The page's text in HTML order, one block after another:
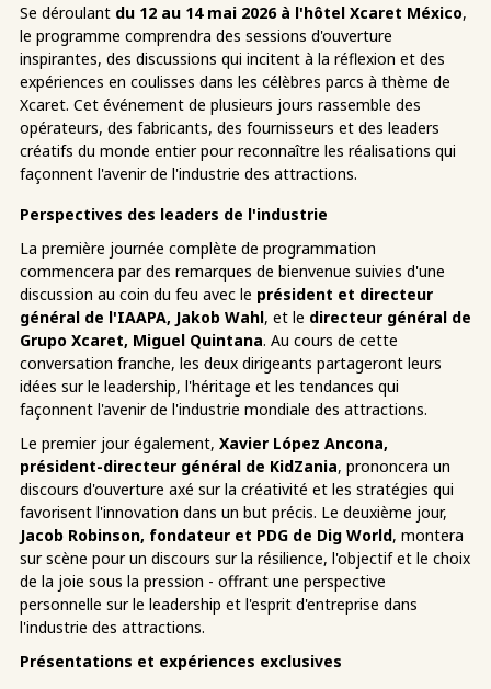
Se déroulant du 12 au 14 mai 2026 à l'hôtel Xcaret México,
le programme comprendra des sessions d'ouverture
inspirantes, des discussions qui incitent à la réflexion et des
expériences en coulisses dans les célèbres parcs à thème de
Xcaret. Cet événement de plusieurs jours rassemble des
opérateurs, des fabricants, des fournisseurs et des leaders
créatifs du monde entier pour reconnaître les réalisations qui
façonnent l'avenir de l'industrie des attractions.
Perspectives des leaders de l'industrie
La première journée complète de programmation
commencera par des remarques de bienvenue suivies d'une
discussion au coin du feu avec le président et directeur
général de l'IAAPA, Jakob Wahl, et le directeur général de
Grupo Xcaret, Miguel Quintana. Au cours de cette
conversation franche, les deux dirigeants partageront leurs
idées sur le leadership, l'héritage et les tendances qui
façonnent l'avenir de l'industrie mondiale des attractions.
Le premier jour également, Xavier López Ancona,
président-directeur général de KidZania, prononcera un
discours d'ouverture axé sur la créativité et les stratégies qui
favorisent l'innovation dans un but précis. Le deuxième jour,
Jacob Robinson, fondateur et PDG de Dig World, montera
sur scène pour un discours sur la résilience, l'objectif et le choix
de la joie sous la pression - offrant une perspective
personnelle sur le leadership et l'esprit d'entreprise dans
l'industrie des attractions.
Présentations et expériences exclusives